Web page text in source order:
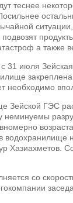
теснее
а также
31 июля
необходимо
Зейской ГЭС
неминуемы
Хазиахметов.
со